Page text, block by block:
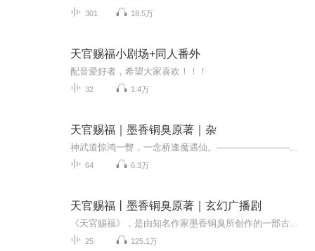
301 18.5万
天官赐福小剧场+同人番外
配音爱好者，希望大家喜欢！！！
32 1.4万
天官赐福｜墨香铜臭原著｜杂
64 6.3万
天官赐福丨墨香铜臭原著｜玄幻广播剧
25 125.1万